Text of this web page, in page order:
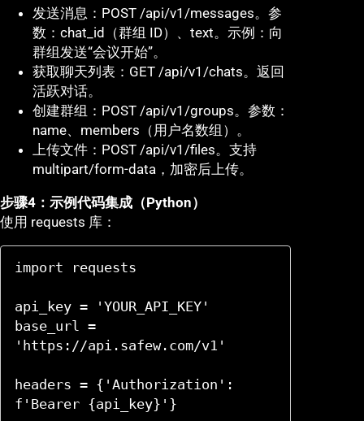
发送消息：POST /api/v1/messages。参
数：chat_id（群组 ID）、text。示例：向
群组发送“会议开始”。
获取聊天列表：GET /api/v1/chats。返回
活跃对话。
创建群组：POST /api/v1/groups。参数：
name、members（用户名数组）。
上传文件：POST /api/v1/files。支持
multipart/form-data，加密后上传。
步骤4：示例代码集成（Python）
使用 requests 库：
import requests
api_key = 'YOUR_API_KEY'
base_url =
'https://api.safew.com/v1'
headers = {'Authorization':
f'Bearer {api_key}'}